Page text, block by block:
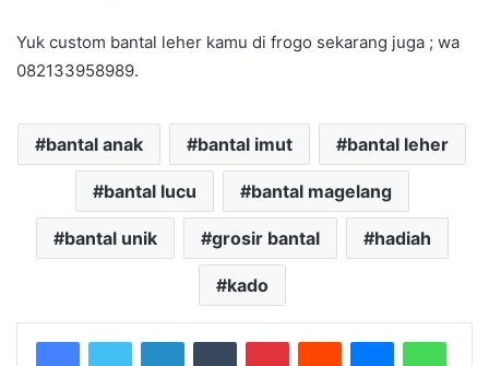
Yuk custom bantal leher kamu di frogo sekarang juga ; wa
082133958989.
bantal anak bantal imut bantal leher
bantal lucu bantal magelang
bantal unik grosir bantal hadiah
kado
LinkedInTumblr PinterestReddit Messenger